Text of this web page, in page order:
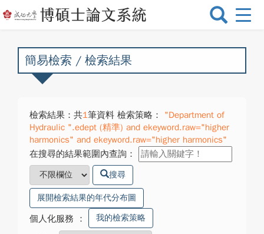
選
換
簡易檢索 / 檢索結果
檢索結果：共1筆資料 檢索策略：
"Department of
Hydraulic ".edept (精準) and ekeyword.raw="higher
harmonics" and ekeyword.raw="higher harmonics"
在搜尋的結果範圍內查詢：
搜尋
展開檢索結果的年代分布圖
個人化服務 ： 我的檢索策略